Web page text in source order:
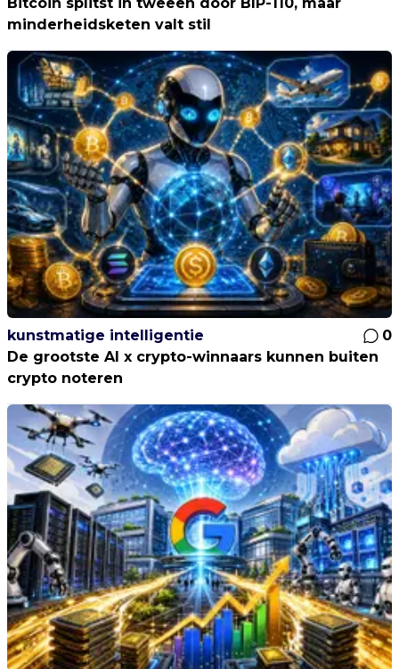
minderheidsketen valt stil
kunstmatige intelligentie
0
De grootste AI x crypto-winnaars kunnen buiten
crypto noteren